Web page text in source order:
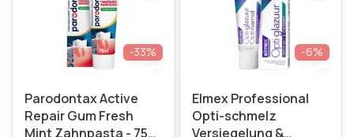
-33%
Parodontax Active
Repair Gum Fresh
Mint Zahnpasta - 75
-6%
Elmex Professional
Opti-schmelz
Versiegelung &